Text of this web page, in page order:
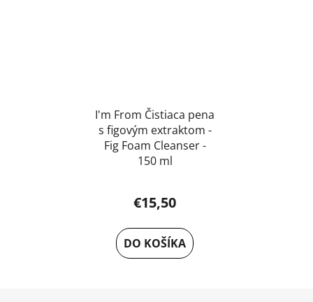
I'm From Čistiaca pena
s figovým extraktom -
Fig Foam Cleanser -
150 ml
€15,50
DO KOŠÍKA